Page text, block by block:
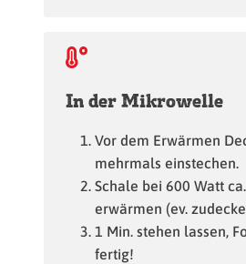
In der Mikrowelle
Vor dem Erwärmen
mehrmals einstechen.
Schale bei 600 Watt
erwärmen (ev.
1 Min. stehen lassen,
fertig!